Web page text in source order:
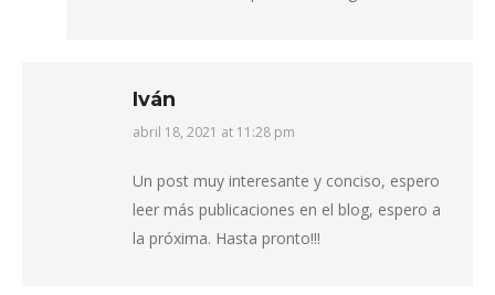
Iván
says:
abril 18, 2021 at 11:28 pm
Un post muy interesante y conciso, espero
leer más publicaciones en el blog, espero a
la próxima. Hasta pronto!!!